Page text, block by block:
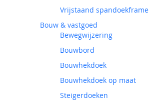
Vrijstaand spandoekframe
Bouw & vastgoed
Bewegwijzering
Bouwbord
Bouwhekdoek
Bouwhekdoek op maat
Steigerdoeken